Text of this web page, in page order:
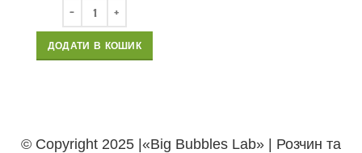
ДОДАТИ В КОШИК
© Copyright 2025 |«Big Bubbles Lab» | Розчин та